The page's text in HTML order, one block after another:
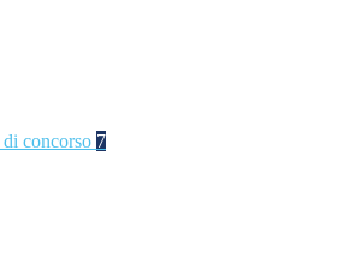
concorso 7